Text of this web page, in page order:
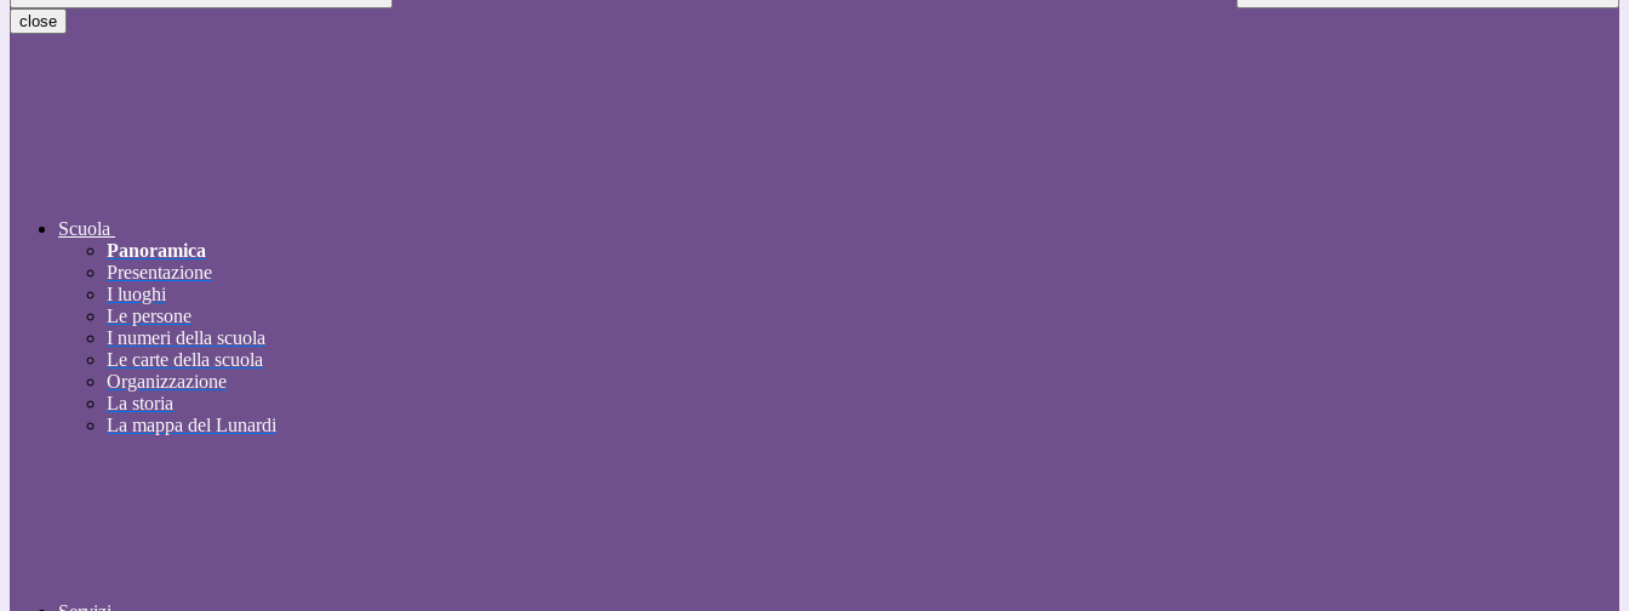
close
Scuola
Panoramica
Presentazione
I luoghi
Le persone
I numeri della scuola
Le carte della scuola
Organizzazione
La storia
La mappa del Lunardi